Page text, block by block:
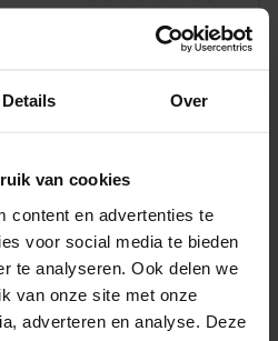
Details Over
van cookies
content en advertenties te
voor social media te bieden
te analyseren. Ook delen we
van onze site met onze
adverteren en analyse. Deze
9,2/10
87VW305HX